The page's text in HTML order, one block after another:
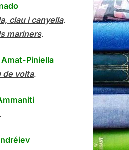
clau i canyella.
mariners.
Piniella
de volta.
.